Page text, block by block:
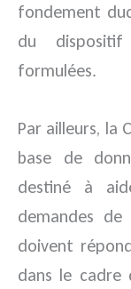
fondement
du
formulées.
Par ailleurs, la
base de
destiné à
demandes de
doivent
dans le cadre